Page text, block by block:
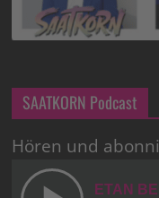
SAATKORN Podcast
Hören und